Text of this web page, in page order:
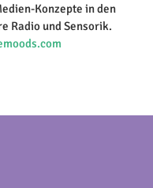
Konzepte in den
Radio und Sensorik.